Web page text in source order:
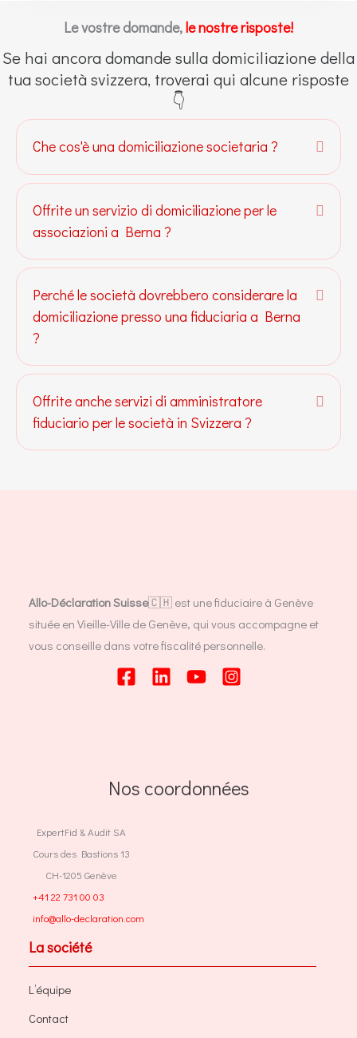
Le vostre domande,le nostre risposte!
Se hai ancora domande sulla domiciliazione della
tua società svizzera, troverai qui alcune risposte
👇
Che cos'è una domiciliazione societaria ?
Offrite un servizio di domiciliazione per le
associazioni a Berna ?
Perché le società dovrebbero considerare la
domiciliazione presso una fiduciaria a Berna
?
Offrite anche servizi di amministratore
fiduciario per le società in Svizzera ?
Allo-Déclaration Suisse🇨🇭 est une fiduciaire à Genève
située en Vieille-Ville de Genève, qui vous accompagne et
vous conseille dans votre fiscalité personnelle.
Nos coordonnées
ExpertFid & Audit SA
Cours des Bastions 13
CH-1205 Genève
+41 22 731 00 03
info@allo-declaration.com
La société
L’équipe
Contact